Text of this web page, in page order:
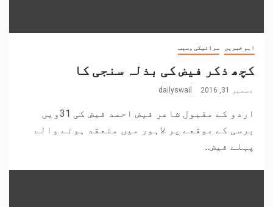
اہم خبریں سرائیکی وسیب
کچھ ذکر فیض کی بذلہ سنجی کا
دسمبر 31, 2016 dailyswail
اردو کے مقبول شاعر فیض احمد فیض کی 31ویں
برسی کے موقعے پر لاہور میں منعقد ہونے والے
پہلے فیض...